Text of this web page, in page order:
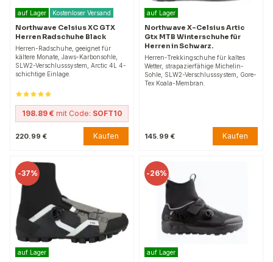
auf Lager Kostenloser Versand
Northwave Celsius XC GTX
Herren Radschuhe Black
Herren-Radschuhe, geeignet für
kältere Monate, Jaws-Karbonsohle,
SLW2-Verschlusssystem, Arctic 4L 4-
schichtige Einlage.
198.89 € mit Code: SOFT10
220.99 € Kaufen
auf Lager
Northwave X-Celsius Artic
Gtx MTB Winterschuhe für
Herren in Schwarz.
Herren-Trekkingschuhe für kaltes
Wetter, strapazierfähige Michelin-
Sohle, SLW2-Verschlusssystem, Gore-
Tex Koala-Membran.
145.99 € Kaufen
-37%
auf Lager
-26%
auf Lager